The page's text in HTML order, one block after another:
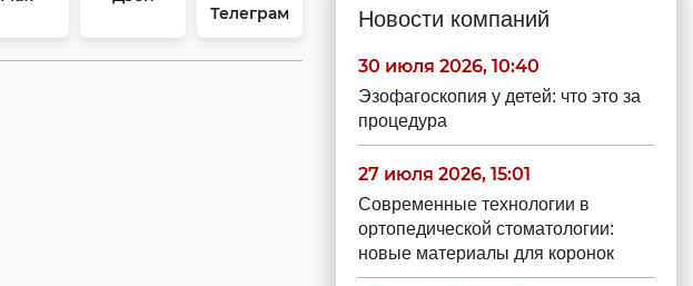
Телеграм
Новости компаний
30 июля 2026, 10:40
Эзофагоскопия у детей: что это за
процедура
27 июля 2026, 15:01
Современные технологии в
ортопедической стоматологии:
новые материалы для коронок